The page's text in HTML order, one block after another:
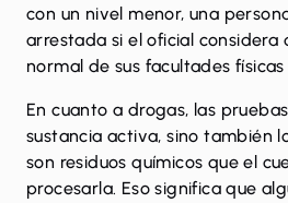
con un nivel menor, una
arrestada si el oficial considera
normal de sus facultades
En cuanto a drogas, las
sustancia activa, sino también
son residuos químicos que el
procesarla. Eso significa que